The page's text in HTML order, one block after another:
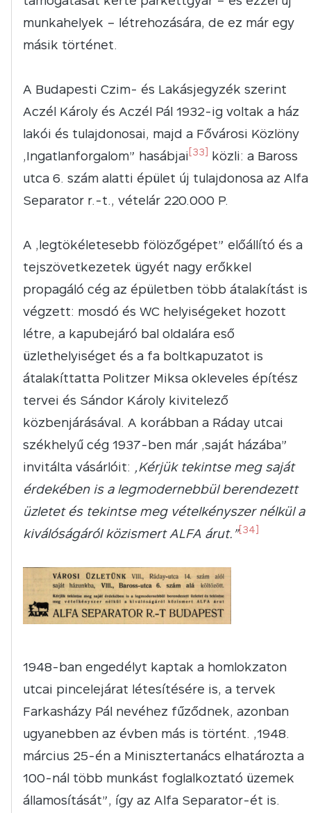
munkahelyek – létrehozására, de ez már egy
másik történet.
A Budapesti Czim- és Lakásjegyzék szerint
Aczél Károly és Aczél Pál 1932-ig voltak a ház
lakói és tulajdonosai, majd a Fővárosi Közlöny
„Ingatlanforgalom” hasábjai [33]
közli: a Baross
utca 6. szám alatti épület új tulajdonosa az Alfa
Separator r.-t., vételár 220.000 P.
A „legtökéletesebb fölözőgépet” előállító és a
tejszövetkezetek ügyét nagy erőkkel
propagáló cég az épületben több átalakítást is
végzett: mosdó és WC helyiségeket hozott
létre, a kapubejáró bal oldalára eső
üzlethelyiséget és a fa boltkapuzatot is
átalakíttatta Politzer Miksa okleveles építész
tervei és Sándor Károly kivitelező
közbenjárásával. A korábban a Ráday utcai
székhelyű cég 1937-ben már „saját házába”
invitálta vásárlóit: „Kérjük tekintse meg saját
érdekében is a legmodernebbül berendezett
üzletet és tekintse meg vételkényszer nélkül a
kiválóságáról közismert ALFA árut.”[34]
1948-ban engedélyt kaptak a homlokzaton
utcai pincelejárat létesítésére is, a tervek
Farkasházy Pál nevéhez fűződnek, azonban
ugyanebben az évben más is történt. „1948.
március 25-én a Minisztertanács elhatározta a
100-nál több munkást foglalkoztató üzemek
államosítását”, így az Alfa Separator-ét is.